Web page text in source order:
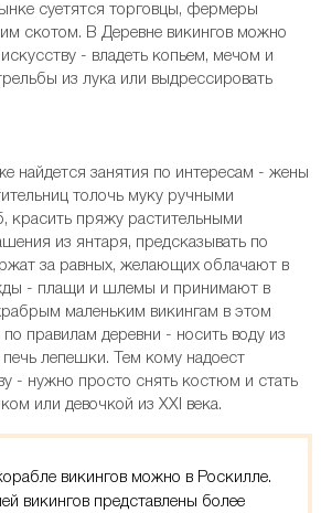
суетятся торговцы, фермеры
скотом. В Деревне викингов можно
- владеть копьем, мечом и
из лука или выдрессировать
найдется занятия по интересам - жены
толочь муку ручными
красить пряжу растительными
из янтаря, предсказывать по
за равных, желающих облачают в
- плащи и шлемы и принимают в
маленьким викингам в этом
правилам деревни - носить воду из
лепешки. Тем кому надоест
- нужно просто снять костюм и стать
или девочкой из XXI века.
викингов можно в Роскилле.
викингов представлены более